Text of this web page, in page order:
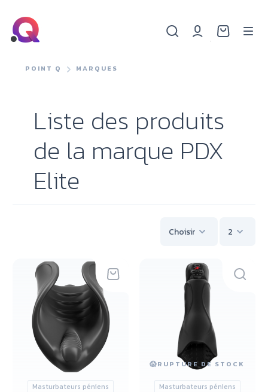
POINT Q MARQUES
Liste des produits
de la marque PDX
Elite
Choisir 2
Masturbateurs péniens
😱RUPTURE DE STOCK
Masturbateurs péniens